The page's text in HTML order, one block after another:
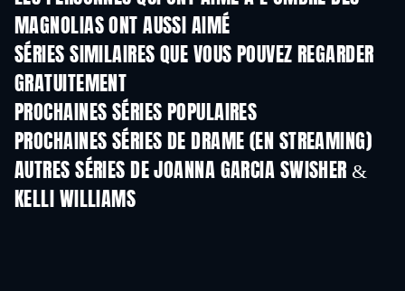
MAGNOLIAS ONT AUSSI AIMÉ
Série
SÉRIES SIMILAIRES QUE VOUS POUVEZ REGARDER
GRATUITEMENT
PROCHAINES SÉRIES POPULAIRES
Série Série
PROCHAINES SÉRIES DE DRAME (EN STREAMING)
Saison 6 Saison 2
AUTRES SÉRIES DE JOANNA GARCIA SWISHER &
KELLI WILLIAMS
Série